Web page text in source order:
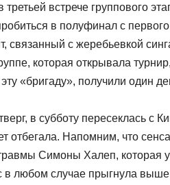
встрече группового
в полуфинал с
с жеребьевкой
которая открывала
«бригаду», получили один
в субботу пересеклась с
отбегала. Напомним, что
Симоны Халеп, которая
в любом случае прыгнула